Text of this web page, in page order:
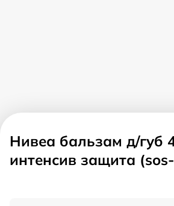
Нивеа бальзам д/губ
интенсив защита